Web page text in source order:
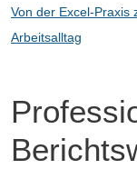
Von der Excel-Praxis
Arbeitsalltag